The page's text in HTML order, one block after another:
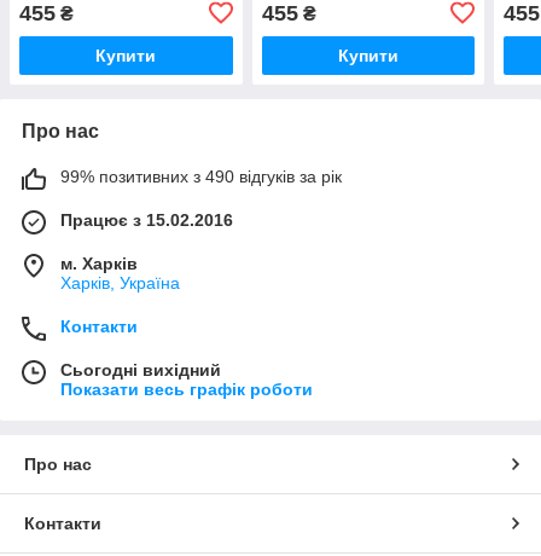
455 ₴
Купити
455₴
Купити
455
Про нас
99% позитивних з 490 відгуків за рік
Працює з 15.02.2016
м. Харків
Харків, Україна
Контакти
Сьогодні вихідний
Показати весь графік роботи
Про нас
Контакти